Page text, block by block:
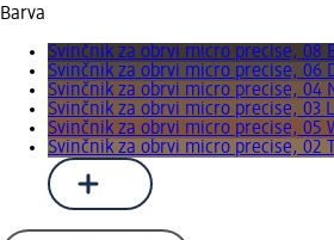
Barva
Svinčnik za obrvi micro precise, 08
Svinčnik za obrvi micro precise, 06
Svinčnik za obrvi micro precise, 04
Svinčnik za obrvi micro precise, 03
Svinčnik za obrvi micro precise, 05
Svinčnik za obrvi micro precise, 02